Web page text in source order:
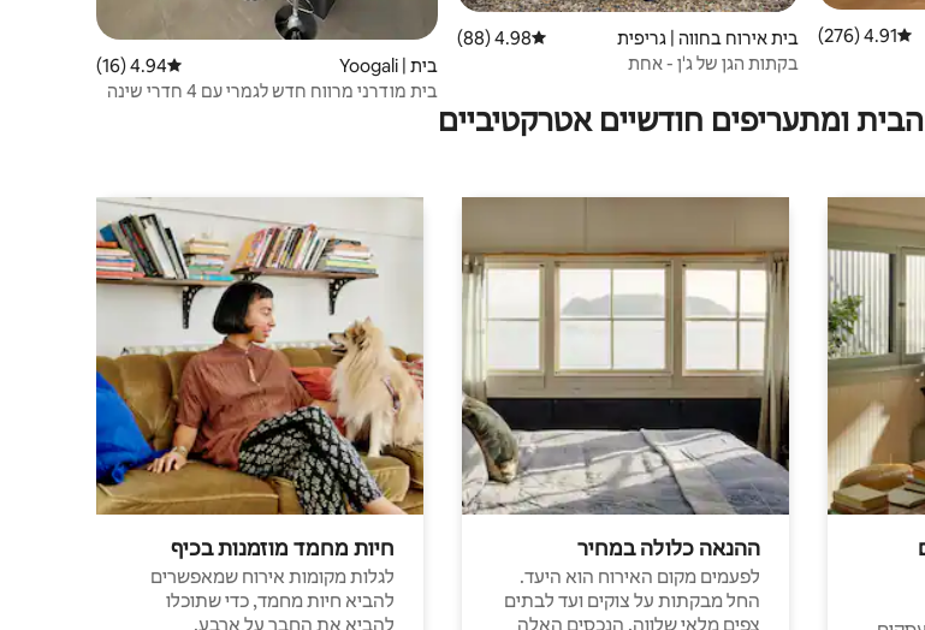
דירוג ממוצע של 4.91 מתוך 5, 276 ביקורות
4.91 (276)
בית אירוח בחווה | גריפית דירוג ממוצע של 4.98 מתוך 5, 88 ביקורות
4.98 (88)
בקתות הגן של ג'ן - אחת
בית | Yoogali דירוג ממוצע של 4.94 מתוך 5, 16 ביקורות
4.94 (16)
בית מודרני מרווח חדש לגמרי עם 4 חדרי שינה
ומתעריפים חודשיים אטרקטיביים
ההנאה כלולה במחיר
לפעמים מקום האירוח הוא היעד.
החל מבקתות על צוקים ועד לבתים
צפים מלאי שלווה, הנכסים האלה
חיות מחמד מוזמנות בכיף
לגלות מקומות אירוח שמאפשרים
להביא חיות מחמד, כדי שתוכלו
להביא את החבר על ארבע.